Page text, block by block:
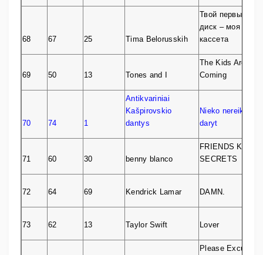
68 67 25 Tima Belorusskih
Твой первый
диск – моя
кассета
69 50 13 Tones and I
The Kids Are
Coming
70 74 1
Antikvariniai
Kašpirovskio
dantys
Nieko nereikia
daryt
71 60 30 benny blanco
FRIENDS KEEP
SECRETS
72 64 69 Kendrick Lamar DAMN.
73 62 13 Taylor Swift Lover
Please Excuse